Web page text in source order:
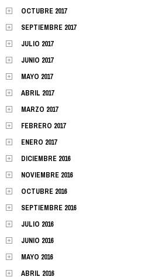
OCTUBRE 2017
SEPTIEMBRE 2017
JULIO 2017
JUNIO 2017
MAYO 2017
ABRIL 2017
MARZO 2017
FEBRERO 2017
ENERO 2017
DICIEMBRE 2016
NOVIEMBRE 2016
OCTUBRE 2016
SEPTIEMBRE 2016
JULIO 2016
JUNIO 2016
MAYO 2016
ABRIL 2016